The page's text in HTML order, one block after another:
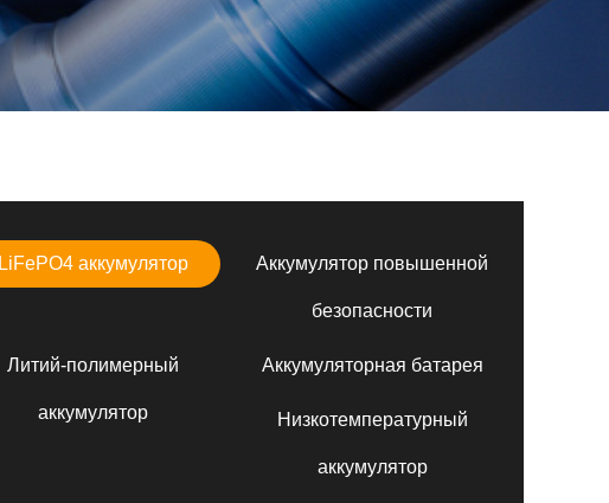
LiFePO4 аккумулятор Аккумулятор повышенной
безопасности
Литий-полимерный
аккумулятор
Аккумуляторная батарея
Низкотемпературный
аккумулятор